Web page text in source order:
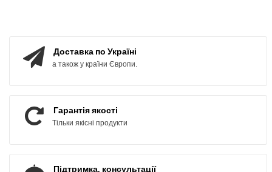
Доставка по Україні
а також у країни Європи.
Гарантія якості
Тільки якісні продукти
Підтримка, консультації